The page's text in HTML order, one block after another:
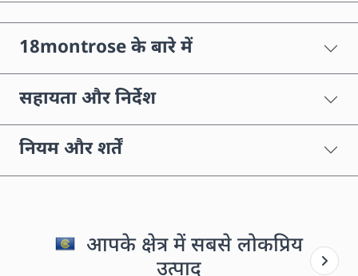
18montrose के बारे में
सहायता और निर्देश
नियम और शर्तें
आपके क्षेत्र में सबसे लोकप्रिय
उत्पाद